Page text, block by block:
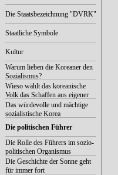
Die Staatsbezeichnung "DVRK"
Staatliche Symbole
Kultur
Warum lieben die Koreaner den
Sozialismus?
Wieso wählt das koreanische
Volk das Schaffen aus eigener
Kraft aus?
Das würdevolle und mächtige
sozialistische Korea
Die politischen Führer
Die Rolle des Führers im sozio-
politischen Organismus
Die Geschichte der Sonne geht
für immer fort